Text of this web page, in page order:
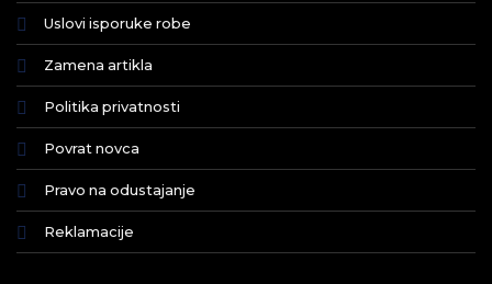
Uslovi isporuke robe
Zamena artikla
Politika privatnosti
Povrat novca
Pravo na odustajanje
Reklamacije